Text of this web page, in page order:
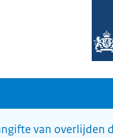
van overlijden